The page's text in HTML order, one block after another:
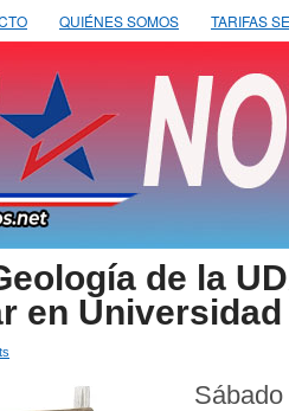
QUIÉNES SOMOS TARIFAS
de la
en